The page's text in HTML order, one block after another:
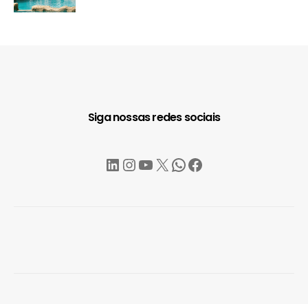
Siga nossas redes sociais
LinkedIn
Instagram
YouTube
X WhatsApp
Facebook